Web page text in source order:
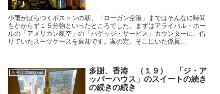
小雨がぱらつくボストンの朝、「ローガン空港」まではそんなに時間
もかからず１５分強といったところでした。まずはアライバル・ホー
ルの「アメリカン航空」の「バゲッジ・サービス」カウンターに、借
りていたスーツケースを返却です。案の定、そこにいた係員...
あそぶ hang out
多謝、香港 （１９） 「ジ・ア
ッパーハウス」のスイートの続き
の続きの続き